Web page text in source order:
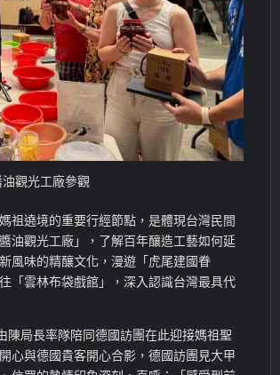
觀光工廠參觀
祖遶境的重要行經節點，是體現台灣民間
油觀光工廠」，了解百年釀造工藝如何延
風味的精釀文化，漫遊「虎尾建國眷
「雲林布袋戲館」，深入認識台灣最具代
局長率隊陪同德國訪團在此迎接媽祖聖
心與德國貴客開心合影，德國訪團見大甲